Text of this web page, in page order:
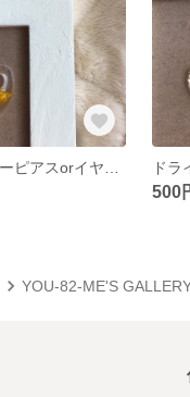
500
YOU-82-ME'S